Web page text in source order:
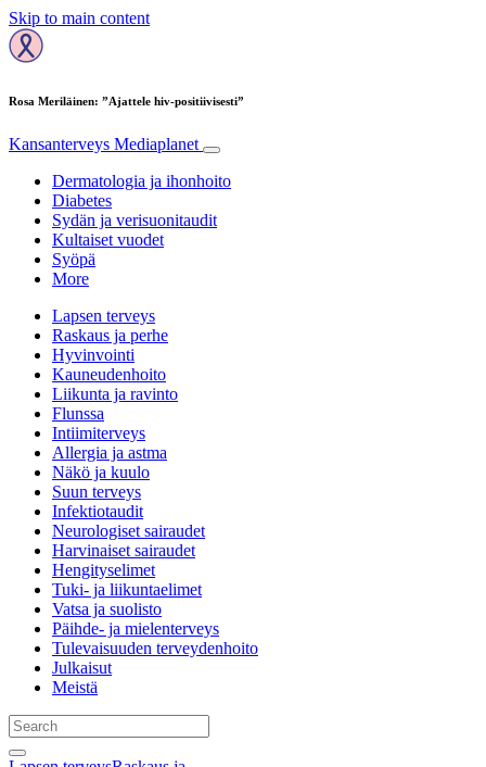
Skip to main content
Rosa Meriläinen: ”Ajattele hiv-positiivisesti”
Kansanterveys Mediaplanet
Dermatologia ja ihonhoito
Diabetes
Sydän ja verisuonitaudit
Kultaiset vuodet
Syöpä
More
Lapsen terveys
Raskaus ja perhe
Hyvinvointi
Kauneudenhoito
Liikunta ja ravinto
Flunssa
Intiimiterveys
Allergia ja astma
Näkö ja kuulo
Suun terveys
Infektiotaudit
Neurologiset sairaudet
Harvinaiset sairaudet
Hengityselimet
Tuki- ja liikuntaelimet
Vatsa ja suolisto
Päihde- ja mielenterveys
Tulevaisuuden terveydenhoito
Julkaisut
Meistä